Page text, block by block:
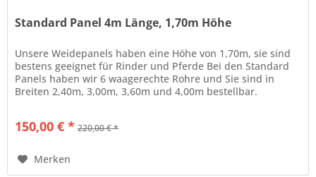
Standard Panel 4m Länge, 1,70m Höhe
Unsere Weidepanels haben eine Höhe von 1,70m, sie sind
bestens geeignet für Rinder und Pferde Bei den Standard
Panels haben wir 6 waagerechte Rohre und Sie sind in
Breiten 2,40m, 3,00m, 3,60m und 4,00m bestellbar.
150,00 € * 220,00 € *
Merken